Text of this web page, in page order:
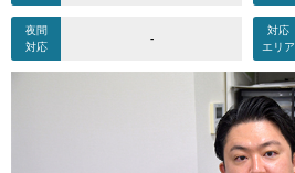
夜間
対応
-
対応
エリア